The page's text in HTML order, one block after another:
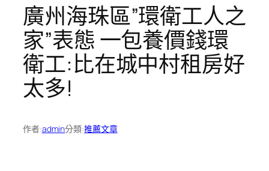
廣州海珠區”環衛工人之
家”表態 一包養價錢環
衛工:比在城中村租房好
太多!
作者:admin分類:推薦文章